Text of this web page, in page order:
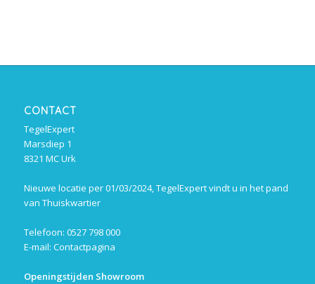
CONTACT
TegelExpert
Marsdiep 1
8321 MC Urk
Nieuwe locatie per 01/03/2024, TegelExpert vindt u in het pand
van Thuiskwartier
Telefoon: 0527 798 000
E-mail: Contactpagina
Openingstijden Showroom